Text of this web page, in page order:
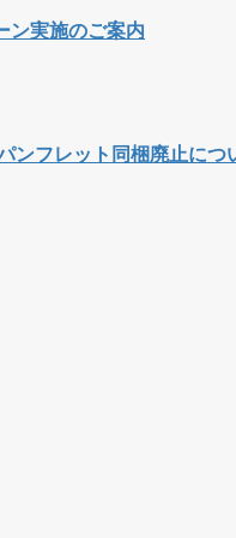
ン実施のご案内
ンフレット同梱廃止につ